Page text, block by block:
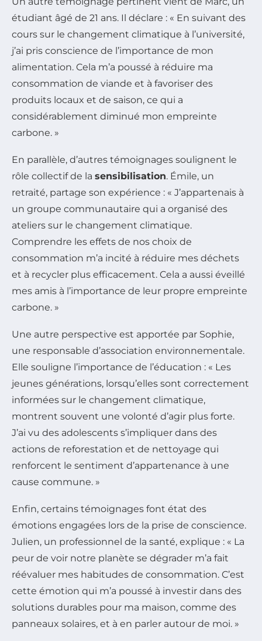
étudiant âgé de 21 ans. Il déclare : « En suivant des
cours sur le changement climatique à l’université,
j’ai pris conscience de l’importance de mon
alimentation. Cela m’a poussé à réduire ma
consommation de viande et à favoriser des
produits locaux et de saison, ce qui a
considérablement diminué mon empreinte
carbone. »
En parallèle, d’autres témoignages soulignent le
rôle collectif de la sensibilisation. Émile, un
retraité, partage son expérience : « J’appartenais à
un groupe communautaire qui a organisé des
ateliers sur le changement climatique.
Comprendre les effets de nos choix de
consommation m’a incité à réduire mes déchets
et à recycler plus efficacement. Cela a aussi éveillé
mes amis à l’importance de leur propre empreinte
carbone. »
Une autre perspective est apportée par Sophie,
une responsable d’association environnementale.
Elle souligne l’importance de l’éducation : « Les
jeunes générations, lorsqu’elles sont correctement
informées sur le changement climatique,
montrent souvent une volonté d’agir plus forte.
J’ai vu des adolescents s’impliquer dans des
actions de reforestation et de nettoyage qui
renforcent le sentiment d’appartenance à une
cause commune. »
Enfin, certains témoignages font état des
émotions engagées lors de la prise de conscience.
Julien, un professionnel de la santé, explique : « La
peur de voir notre planète se dégrader m’a fait
réévaluer mes habitudes de consommation. C’est
cette émotion qui m’a poussé à investir dans des
solutions durables pour ma maison, comme des
panneaux solaires, et à en parler autour de moi. »